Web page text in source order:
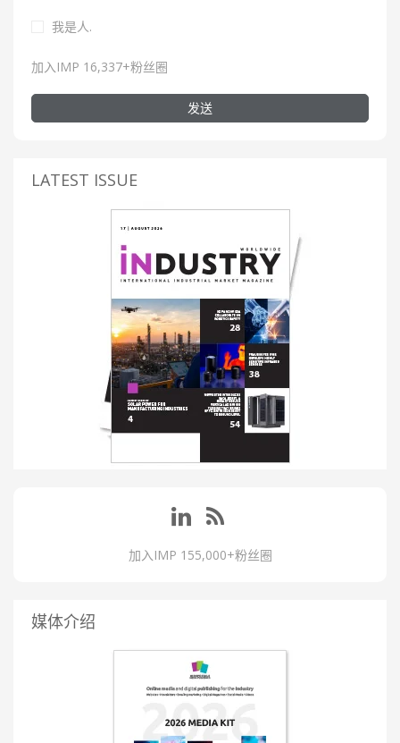
我是人.
加入IMP 16,337+粉丝圈
发送
LATEST ISSUE
加入IMP 155,000+粉丝圈
媒体介绍